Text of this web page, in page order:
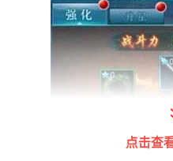
点击查